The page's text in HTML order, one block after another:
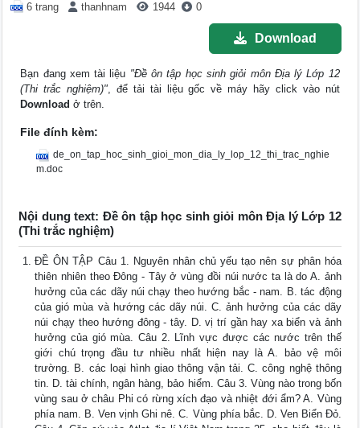
6 trang thanhnam 1944 0
Download
Bạn đang xem tài liệu "Đề ôn tập học sinh giỏi môn Địa lý Lớp 12
(Thi trắc nghiệm)", để tải tài liệu gốc về máy hãy click vào nút
Download ở trên.
File đính kèm:
de_on_tap_hoc_sinh_gioi_mon_dia_ly_lop_12_thi_trac_nghie
m.doc
Nội dung text: Đề ôn tập học sinh giỏi môn Địa lý Lớp 12
(Thi trắc nghiệm)
ĐỀ ÔN TẬP Câu 1. Nguyên nhân chủ yếu tạo nên sự phân hóa
thiên nhiên theo Đông - Tây ở vùng đồi núi nước ta là do A. ảnh
hưởng của các dãy núi chạy theo hướng bắc - nam. B. tác động
của gió mùa và hướng các dãy núi. C. ảnh hưởng của các dãy
núi chạy theo hướng đông - tây. D. vị trí gần hay xa biển và ảnh
hưởng của gió mùa. Câu 2. Lĩnh vực được các nước trên thế
giới chú trọng đầu tư nhiều nhất hiện nay là A. bảo vệ môi
trường. B. các loại hình giao thông vận tải. C. công nghệ thông
tin. D. tài chính, ngân hàng, bảo hiểm. Câu 3. Vùng nào trong bốn
vùng sau ở châu Phi có rừng xích đạo và nhiệt đới ẩm? A. Vùng
phía nam. B. Ven vịnh Ghi nê. C. Vùng phía bắc. D. Ven Biển Đỏ.